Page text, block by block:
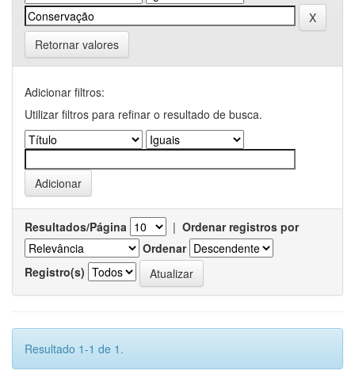
Retornar valores
Adicionar filtros:
Utilizar filtros para refinar o resultado de busca.
Resultados/Página | Ordenar registros por
Ordenar
Registro(s)
Resultado 1-1 de 1.